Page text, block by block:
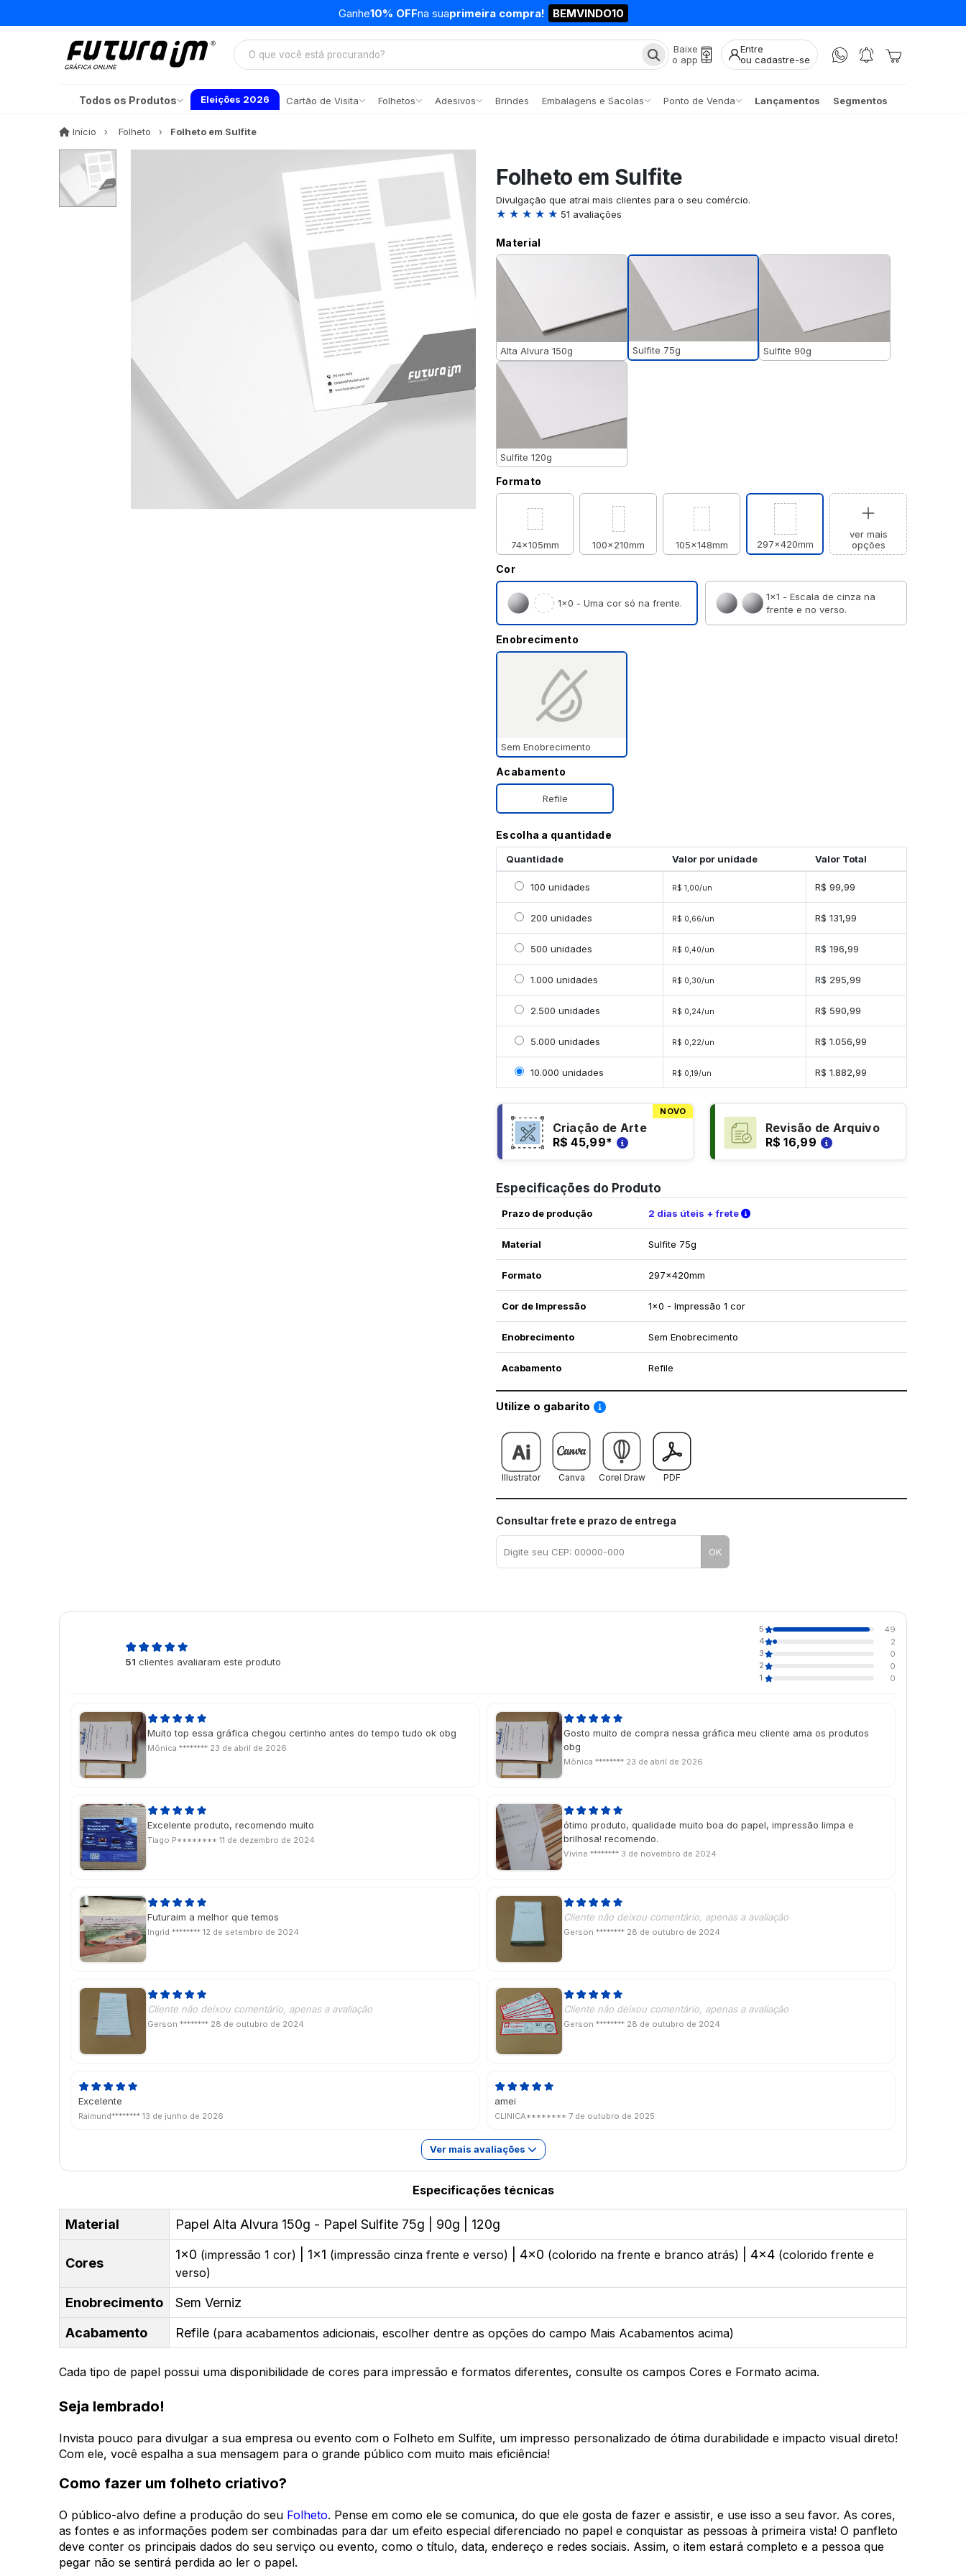
Ganhe10% OFFna suaprimeira compra! BEMVINDO10
Baixe
o app
Entre
ou cadastre-se
Todos os Produtos Eleições 2026 Cartão de Visita Folhetos Adesivos Brindes Embalagens e Sacolas Ponto de Venda Lançamentos Segmentos
Início InícioFolheto Folheto em Sulfite
Folheto em Sulfite
Divulgação que atrai mais clientes para o seu comércio.
★ ★ ★ ★ ★ 51 avaliações
Material
Alta Alvura 150g Sulfite 75g Sulfite 90g
Sulfite 120g
Formato
74x105mm 100x210mm 105x148mm 297x420mm
ver mais
opções
Cor
1×0 - Uma cor só na frente.
1×1 - Escala de cinza na
frente e no verso.
Enobrecimento
Sem Enobrecimento
Acabamento
Refile
Escolha a quantidade
Quantidade Valor por unidade Valor Total
Selecionar 100 unidades
100 unidades R$ 1,00/un R$ 99,99
Selecionar 200 unidades
200 unidades R$ 0,66/un R$ 131,99
Selecionar 500 unidades
500 unidades R$ 0,40/un R$ 196,99
Selecionar 1000 unidades
1.000 unidades R$ 0,30/un R$ 295,99
Selecionar 2500 unidades
2.500 unidades R$ 0,24/un R$ 590,99
Selecionar 5000 unidades
5.000 unidades R$ 0,22/un R$ 1.056,99
Selecionar 10000 unidades
10.000 unidades R$ 0,19/un R$ 1.882,99
NOVO
Criação de Arte
R$ 45,99*
Revisão de Arquivo
R$ 16,99
Especificações do Produto
Prazo de produção 2 dias úteis + frete Verifique as condições de entrega
Material Sulfite 75g
Formato 297x420mm
Cor de Impressão 1x0 - Impressão 1 cor
Enobrecimento Sem Enobrecimento
Acabamento Refile
Utilize o gabarito Saiba como utilizar os nossos gabaritos
Illustrator Canva Corel Draw PDF
Consultar frete e prazo de entrega
OK
51 clientes avaliaram este produto
5
49
4
2
3
0
2
0
1
0
Muito top essa gráfica chegou certinho antes do tempo tudo ok obg
Mônica ******** 23 de abril de 2026
Gosto muito de compra nessa gráfica meu cliente ama os produtos
obg
Mônica ******** 23 de abril de 2026
Excelente produto, recomendo muito
Tiago P******** 11 de dezembro de 2024
ótimo produto, qualidade muito boa do papel, impressão limpa e
brilhosa! recomendo.
Vivine ******** 3 de novembro de 2024
Futuraim a melhor que temos
Ingrid ******** 12 de setembro de 2024
Cliente não deixou comentário, apenas a avaliação
Gerson ******** 28 de outubro de 2024
Cliente não deixou comentário, apenas a avaliação
Gerson ******** 28 de outubro de 2024
Cliente não deixou comentário, apenas a avaliação
Gerson ******** 28 de outubro de 2024
Excelente
Raimund******** 13 de junho de 2026
amei
CLINICA******** 7 de outubro de 2025
Ver mais avaliações
Especificações técnicas
Material Papel Alta Alvura 150g - Papel Sulfite 75g | 90g | 120g
Cores
1x0 (impressão 1 cor) | 1x1 (impressão cinza frente e verso) | 4x0 (colorido na frente e branco atrás) | 4x4 (colorido frente e
verso)
Enobrecimento
Sem Verniz
Acabamento
Refile (para acabamentos adicionais, escolher dentre as opções do campo Mais Acabamentos acima)
Cada tipo de papel possui uma disponibilidade de cores para impressão e formatos diferentes, consulte os campos Cores e Formato acima.
Seja lembrado!
Invista pouco para divulgar a sua empresa ou evento com o Folheto em Sulfite, um impresso personalizado de ótima durabilidade e impacto visual direto!
Com ele, você espalha a sua mensagem para o grande público com muito mais eficiência!
Como fazer um folheto criativo?
O público-alvo define a produção do seu Folheto. Pense em como ele se comunica, do que ele gosta de fazer e assistir, e use isso a seu favor. As cores,
as fontes e as informações podem ser combinadas para dar um efeito especial diferenciado no papel e conquistar as pessoas à primeira vista! O panfleto
deve conter os principais dados do seu serviço ou evento, como o título, data, endereço e redes sociais. Assim, o item estará completo e a pessoa que
pegar não se sentirá perdida ao ler o papel.